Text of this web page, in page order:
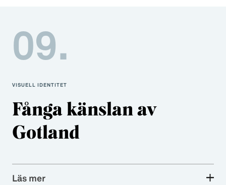
09.
VISUELL IDENTITET
Fånga känslan av
Gotland
Läs mer